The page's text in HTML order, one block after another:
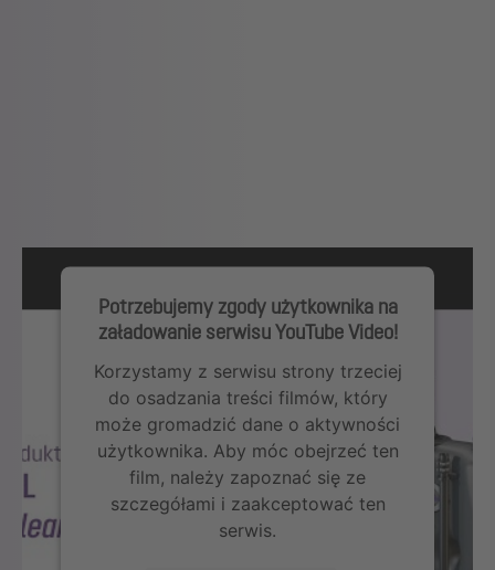
Potrzebujemy zgody użytkownika na
załadowanie serwisu YouTube Video!
Korzystamy z serwisu strony trzeciej
do osadzania treści filmów, który
może gromadzić dane o aktywności
użytkownika. Aby móc obejrzeć ten
film, należy zapoznać się ze
szczegółami i zaakceptować ten
serwis.